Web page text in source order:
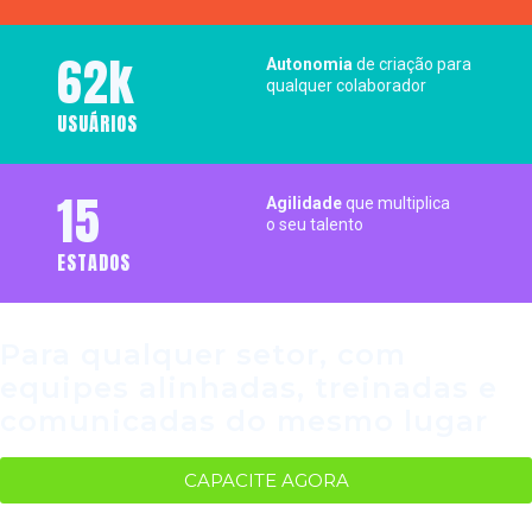
62k
USUÁRIOS
Autonomia de criação para
qualquer colaborador
15
ESTADOS
Agilidadeque multiplica
o seu talento
CAPACITE AGORA